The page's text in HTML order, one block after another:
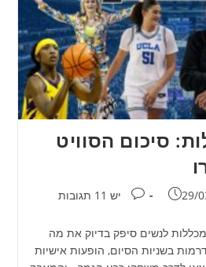
סיכום הסוויט
29/ תגובות:
יש 11 תגובות
בטורניר המכללות לנשים סיפק בדיוק את מה
בשניות הסיום, הופעות אישיות